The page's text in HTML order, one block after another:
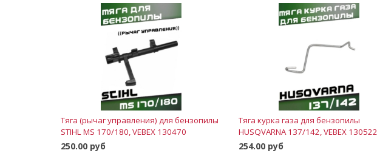
Тяга (рычаг управления) для бензопилы
STIHL MS 170/180, VEBEX 130470
250.00 руб
Тяга курка газа для бензопилы
HUSQVARNA 137/142, VEBEX 130522
254.00 руб